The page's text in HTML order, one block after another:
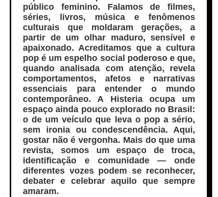
público feminino. Falamos de filmes,
séries, livros, música e fenômenos
culturais que moldaram gerações, a
partir de um olhar maduro, sensível e
apaixonado. Acreditamos que a cultura
pop é um espelho social poderoso e que,
quando analisada com atenção, revela
comportamentos, afetos e narrativas
essenciais para entender o mundo
contemporâneo. A Histeria ocupa um
espaço ainda pouco explorado no Brasil:
o de um veículo que leva o pop a sério,
sem ironia ou condescendência. Aqui,
gostar não é vergonha. Mais do que uma
revista, somos um espaço de troca,
identificação e comunidade — onde
diferentes vozes podem se reconhecer,
debater e celebrar aquilo que sempre
amaram.